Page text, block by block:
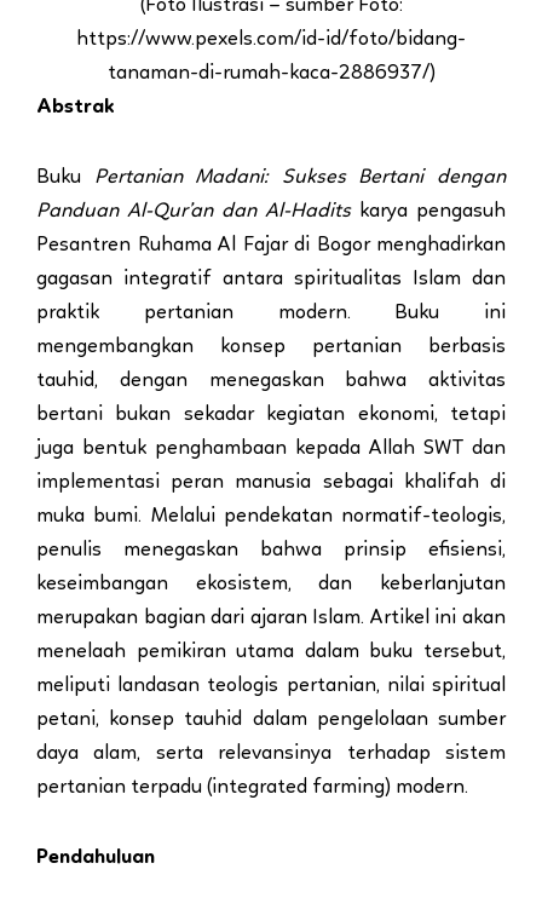
(Foto Ilustrasi – sumber Foto:
https://www.pexels.com/id-id/foto/bidang-
tanaman-di-rumah-kaca-2886937/)
Abstrak
Buku Pertanian Madani: Sukses Bertani dengan
Panduan Al-Qur’an dan Al-Haditskarya pengasuh
Pesantren Ruhama Al Fajar di Bogor menghadirkan
gagasan integratif antara spiritualitas Islam dan
praktik pertanian modern. Buku ini
mengembangkan konsep pertanian berbasis
tauhid, dengan menegaskan bahwa aktivitas
bertani bukan sekadar kegiatan ekonomi, tetapi
juga bentuk penghambaan kepada Allah SWT dan
implementasi peran manusia sebagai khalifah di
muka bumi. Melalui pendekatan normatif-teologis,
penulis menegaskan bahwa prinsip efisiensi,
keseimbangan ekosistem, dan keberlanjutan
merupakan bagian dari ajaran Islam. Artikel ini akan
menelaah pemikiran utama dalam buku tersebut,
meliputi landasan teologis pertanian, nilai spiritual
petani, konsep tauhid dalam pengelolaan sumber
daya alam, serta relevansinya terhadap sistem
pertanian terpadu (integrated farming) modern.
Pendahuluan